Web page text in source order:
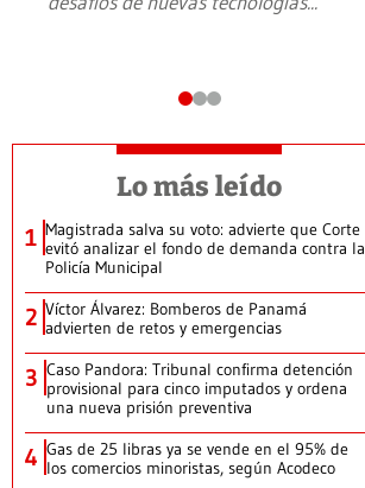
Lo más leído
1 Magistrada salva su voto: advierte que Corte
evitó analizar el fondo de demanda contra la
Policía Municipal
2 Víctor Álvarez: Bomberos de Panamá
advierten de retos y emergencias
3 Caso Pandora: Tribunal confirma detención
provisional para cinco imputados y ordena
una nueva prisión preventiva
4 Gas de 25 libras ya se vende en el 95% de
los comercios minoristas, según Acodeco